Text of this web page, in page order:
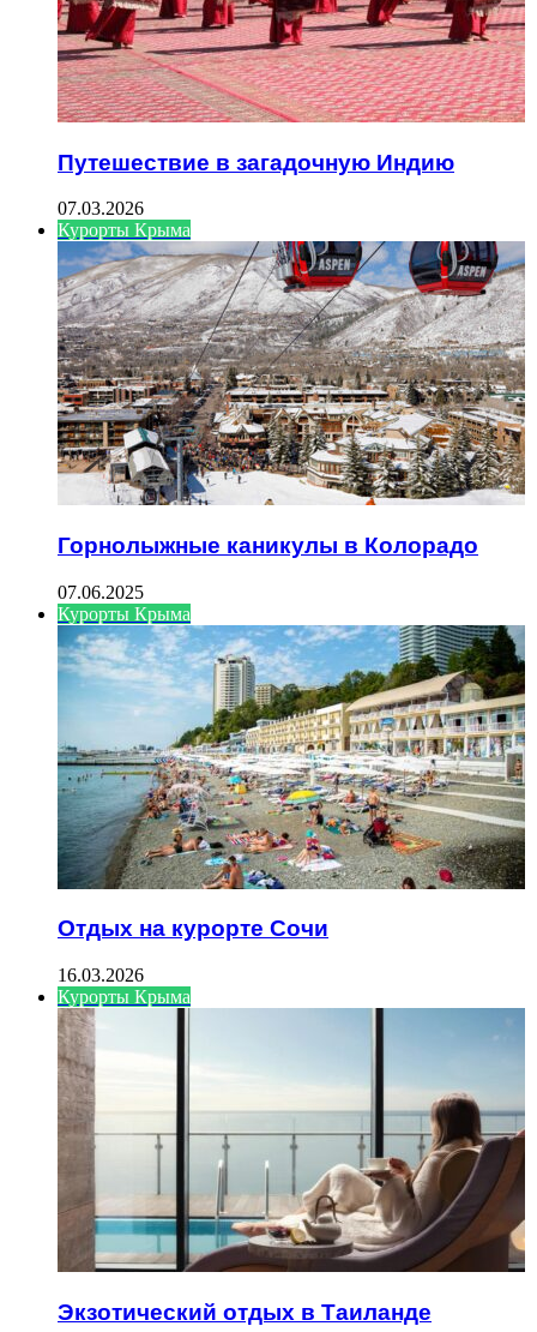
Путешествие в загадочную Индию
07.03.2026
Курорты Крыма
Горнолыжные каникулы в Колорадо
07.06.2025
Курорты Крыма
Отдых на курорте Сочи
16.03.2026
Курорты Крыма
Экзотический отдых в Таиланде